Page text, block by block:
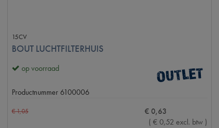
15CV
BOUT LUCHTFILTERHUIS
op voorraad
Productnummer 6100006
€1,05 € 0,63
( € 0,52 excl. btw )